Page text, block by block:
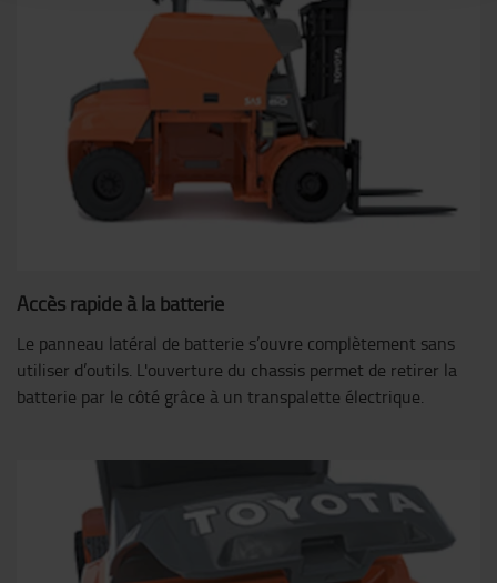
Accès rapide à la batterie
Le panneau latéral de batterie s’ouvre complètement sans
utiliser d’outils. L'ouverture du chassis permet de retirer la
batterie par le côté grâce à un transpalette électrique.